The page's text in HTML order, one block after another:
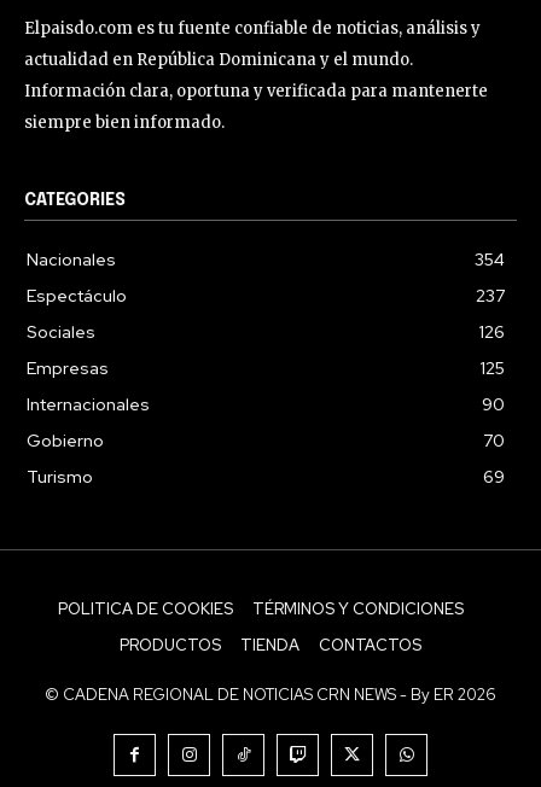
Elpaisdo.com es tu fuente confiable de noticias, análisis y
actualidad en República Dominicana y el mundo.
Información clara, oportuna y verificada para mantenerte
siempre bien informado.
CATEGORIES
Nacionales
354
Espectáculo
237
Sociales
126
Empresas
125
Internacionales
90
Gobierno
70
Turismo
69
POLITICA DE COOKIES
TÉRMINOS Y CONDICIONES
PRODUCTOS
TIENDA CONTACTOS
© CADENA REGIONAL DE NOTICIAS CRN NEWS - By ER 2026